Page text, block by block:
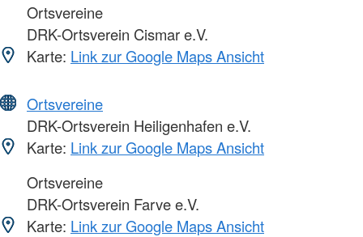
Ortsvereine
DRK-Ortsverein Cismar e.V.
Karte: Link zur Google Maps Ansicht
Ortsvereine
DRK-Ortsverein Heiligenhafen e.V.
Karte: Link zur Google Maps Ansicht
Ortsvereine
DRK-Ortsverein Farve e.V.
Karte: Link zur Google Maps Ansicht